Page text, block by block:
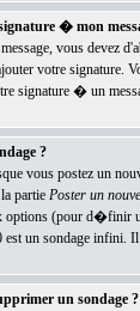
� mon
vous devez
votre signature.
signature � un
?
vous postez un
partie Poster un
options (pour d�finir
est un sondage
un sondage ?